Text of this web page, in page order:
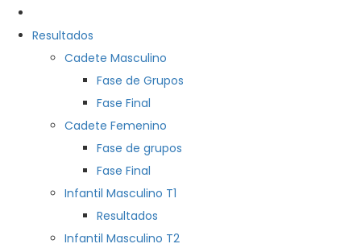
Resultados
Cadete Masculino
Fase de Grupos
Fase Final
Cadete Femenino
Fase de grupos
Fase Final
Infantil Masculino T1
Resultados
Infantil Masculino T2